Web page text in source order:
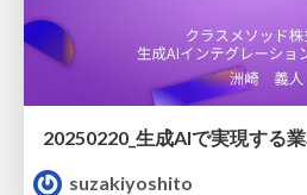
suzakiyoshito